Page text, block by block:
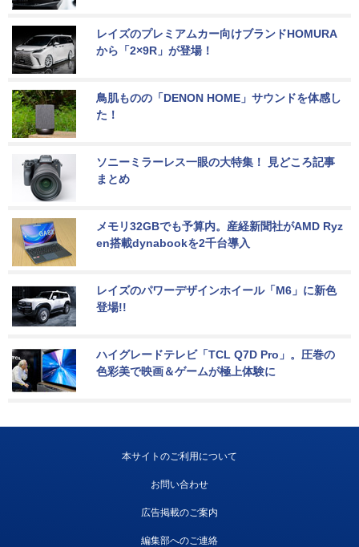
レイズのプレミアムカー向けブランドHOMURA
から「2×9R」が登場！
鳥肌ものの「DENON HOME」サウンドを体感し
た！
ソニーミラーレス一眼の大特集！ 見どころ記事
まとめ
メモリ32GBでも予算内。産経新聞社がAMD Ryz
en搭載dynabookを2千台導入
レイズのパワーデザインホイール「M6」に新色
登場!!
ハイグレードテレビ「TCL Q7D Pro」。圧巻の
色彩美で映画＆ゲームが極上体験に
本サイトのご利用について
お問い合わせ
広告掲載のご案内
編集部へのご連絡